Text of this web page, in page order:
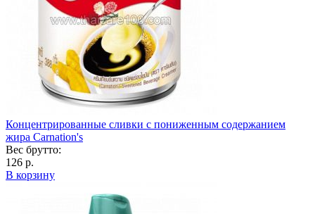
Концентрированные сливки с пониженным содержанием
жира Carnation's
Вес брутто:
126 р.
В корзину